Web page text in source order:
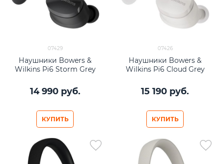
07429
Наушники Bowers &
Wilkins Pi6 Storm Grey
14 990 руб.
КУПИТЬ
07426
Наушники Bowers &
Wilkins Pi6 Cloud Grey
15 190 руб.
КУПИТЬ